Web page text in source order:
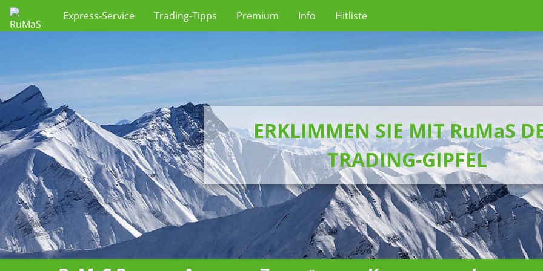
Express-Service Trading-Tipps Premium Info Hitliste
ERKLIMMEN SIE MIT RuMaS
TRADING-GIPFEL